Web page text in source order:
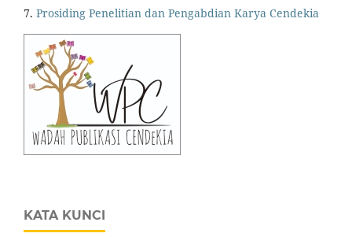
7. Prosiding Penelitian dan Pengabdian Karya Cendekia
KATA KUNCI